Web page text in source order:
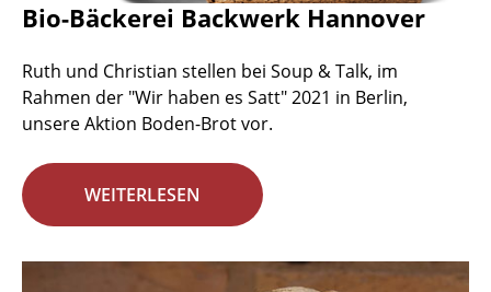
Bio-Bäckerei Backwerk Hannover
Ruth und Christian stellen bei Soup & Talk, im
Rahmen der "Wir haben es Satt" 2021 in Berlin,
unsere Aktion Boden-Brot vor.
WEITERLESEN